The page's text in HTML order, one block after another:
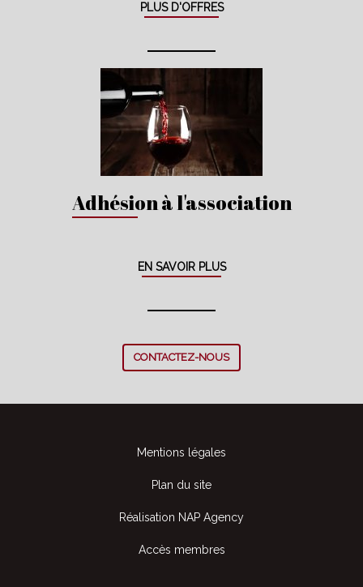
PLUS D'OFFRES
Adhésion à l'association
EN SAVOIR PLUS
CONTACTEZ-NOUS
Mentions légales
Plan du site
Réalisation NAP Agency
Accès membres